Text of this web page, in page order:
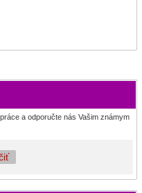
a odporučte nás Vašim známym